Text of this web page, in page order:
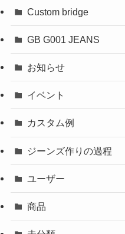
Custom bridge
GB G001 JEANS
お知らせ
イベント
カスタム例
ジーンズ作りの過程
ユーザー
商品